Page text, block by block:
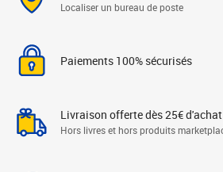
Localiser un bureau de poste
Paiements 100% sécurisés
Livraison offerte dès 25€ d'achat
Hors livres et hors produits